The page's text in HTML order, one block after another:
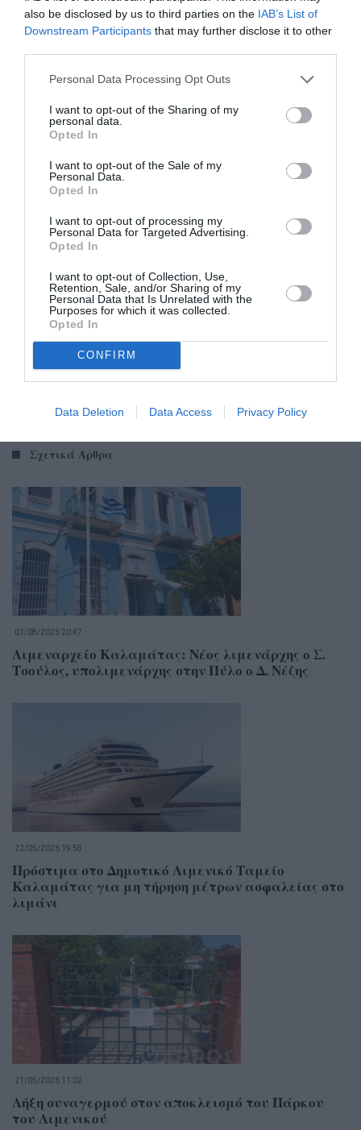
also be disclosed by us to third parties on the IAB’s List of
Downstream Participants that may further disclose it to other
Personal Data Processing Opt Outs
I want to opt-out of the Sharing of my
personal data.
Opted In
I want to opt-out of the Sale of my
Personal Data.
Opted In
I want to opt-out of processing my
Personal Data for Targeted Advertising.
Opted In
I want to opt-out of Collection, Use,
Retention, Sale, and/or Sharing of my
Personal Data that Is Unrelated with the
Purposes for which it was collected.
Opted In
CONFIRM
Data Deletion Data Access Privacy Policy
Σχετικά Άρθρα
01/08/2026 20:47
Λιμεναρχείο Καλαμάτας: Νέος λιμενάρχης ο Σ.
Τσούλος, υπολιμενάρχης στην Πύλο ο Δ. Νέζης
22/05/2026 19:58
Πρόστιμα στο Δημοτικό Λιμενικό Ταμείο
Καλαμάτας για μη τήρηση μέτρων ασφαλείας στο
λιμάνι
21/05/2026 11:02
Λήξη συναγερμού στον αποκλεισμό του Πάρκου
του Λιμενικού